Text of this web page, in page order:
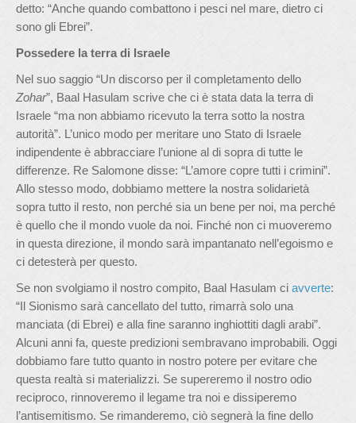
detto: “Anche quando combattono i pesci nel mare, dietro ci
sono gli Ebrei”.
Possedere la terra di Israele
Nel suo saggio “Un discorso per il completamento dello
Zohar”, Baal Hasulam scrive che ci è stata data la terra di
Israele “ma non abbiamo ricevuto la terra sotto la nostra
autorità”. L’unico modo per meritare uno Stato di Israele
indipendente è abbracciare l’unione al di sopra di tutte le
differenze. Re Salomone disse: “L’amore copre tutti i crimini”.
Allo stesso modo, dobbiamo mettere la nostra solidarietà
sopra tutto il resto, non perché sia un bene per noi, ma perché
è quello che il mondo vuole da noi. Finché non ci muoveremo
in questa direzione, il mondo sarà impantanato nell’egoismo e
ci detesterà per questo.
Se non svolgiamo il nostro compito, Baal Hasulam ci avverte:
“Il Sionismo sarà cancellato del tutto, rimarrà solo una
manciata (di Ebrei) e alla fine saranno inghiottiti dagli arabi”.
Alcuni anni fa, queste predizioni sembravano improbabili. Oggi
dobbiamo fare tutto quanto in nostro potere per evitare che
questa realtà si materializzi. Se supereremo il nostro odio
reciproco, rinnoveremo il legame tra noi e dissiperemo
l’antisemitismo. Se rimanderemo, ciò segnerà la fine dello